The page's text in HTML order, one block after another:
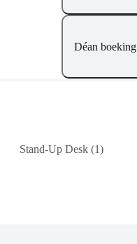
Stand-Up Desk (1)
Déan